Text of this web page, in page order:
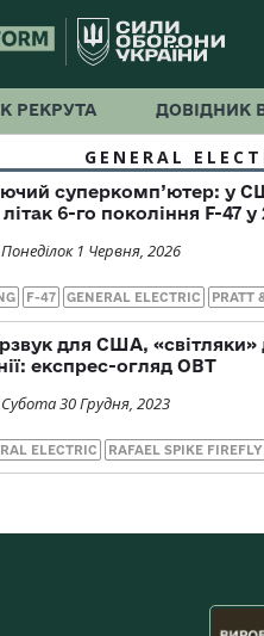
РЕКРУТА ДОВІДНИК
GENERAL
суперкомп’ютер: у
літак 6-го покоління F-47 у
Понеділок 1 Червня, 2026
F-47 GENERAL ELECTRIC PRATT
для США, «світляки»
експрес-огляд ОВТ
Субота 30 Грудня, 2023
ELECTRIC RAFAEL SPIKE FIREFLY